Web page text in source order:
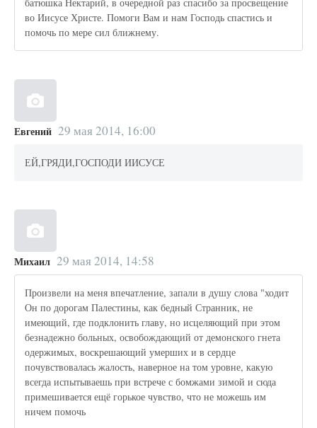
батюшка Нектарий, в очередной раз спасибо за просвещение
во Иисусе Христе. Помоги Вам и нам Господь спастись и
помочь по мере сил ближнему.
Евгений 29 мая 2014, 16:00
ЕЙ,ГРЯДИ,ГОСПОДИ ИИСУСЕ
Михаил 29 мая 2014, 14:58
Произвели на меня впечатление, запали в душу слова "ходит
Он по дорогам Палестины, как бедный Странник, не
имеющий, где подклонить главу, но исцеляющий при этом
безнадежно больных, освобождающий от демонского гнета
одержимых, воскрешающий умерших и в сердце
почувствовалась жалость, наверное на том уровне, какую
всегда испытываешь при встрече с бомжами зимой и сюда
примешивается ещё горькое чувство, что не можешь им
ничем помочь